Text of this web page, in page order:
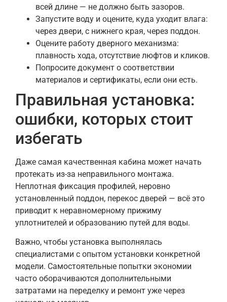
всей длине — не должно быть зазоров.
Запустите воду и оцените, куда уходит влага:
через двери, с нижнего края, через поддон.
Оцените работу дверного механизма:
плавность хода, отсутствие люфтов и кликов.
Попросите документ о соответствии
материалов и сертификаты, если они есть.
Правильная установка:
ошибки, которых стоит
избегать
Даже самая качественная кабина может начать
протекать из-за неправильного монтажа.
Неплотная фиксация профилей, неровно
установленный поддон, перекос дверей — всё это
приводит к неравномерному прижиму
уплотнителей и образованию путей для воды.
Важно, чтобы установка выполнялась
специалистами с опытом установки конкретной
модели. Самостоятельные попытки экономии
часто оборачиваются дополнительными
затратами на переделку и ремонт уже через